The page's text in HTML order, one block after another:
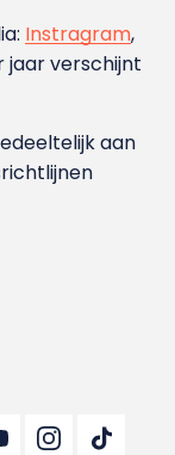
Instragram,
jaar verschijnt
aan